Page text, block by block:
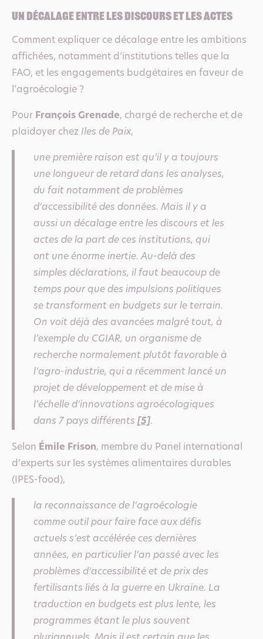
Un décalage entre les discours et les actes
Comment expliquer ce décalage entre les ambitions
affichées, notamment d’institutions telles que la
FAO, et les engagements budgétaires en faveur de
l’agroécologie ?
Pour François Grenade, chargé de recherche et de
plaidoyer chez Iles de Paix,
une première raison est qu’il y a toujours
une longueur de retard dans les analyses,
du fait notamment de problèmes
d’accessibilité des données. Mais il y a
aussi un décalage entre les discours et les
actes de la part de ces institutions, qui
ont une énorme inertie. Au-delà des
simples déclarations, il faut beaucoup de
temps pour que des impulsions politiques
se transforment en budgets sur le terrain.
On voit déjà des avancées malgré tout, à
l’exemple du CGIAR, un organisme de
recherche normalement plutôt favorable à
l’agro-industrie, qui a récemment lancé un
projet de développement et de mise à
l’échelle d’innovations agroécologiques
dans 7 pays différents [5].
Selon Émile Frison, membre du Panel international
d’experts sur les systèmes alimentaires durables
(IPES-food),
la reconnaissance de l’agroécologie
comme outil pour faire face aux défis
actuels s’est accélérée ces dernières
années, en particulier l’an passé avec les
problèmes d’accessibilité et de prix des
fertilisants liés à la guerre en Ukraine. La
traduction en budgets est plus lente, les
programmes étant le plus souvent